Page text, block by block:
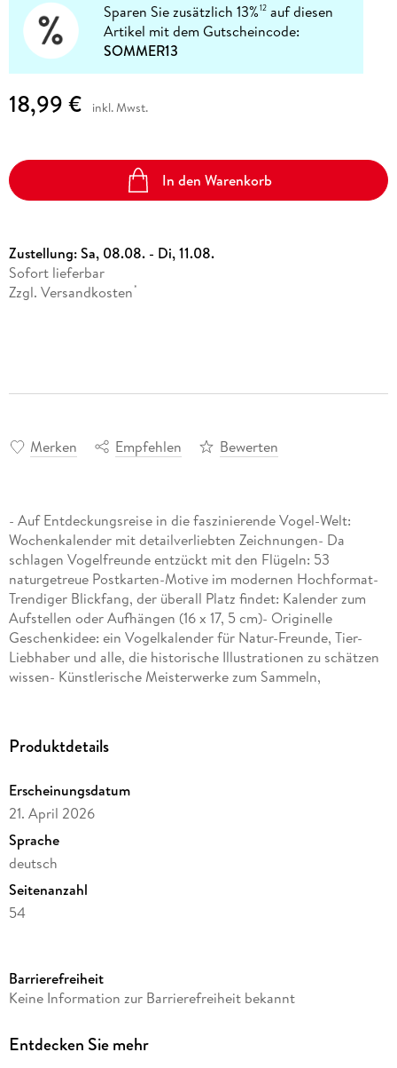
Sparen Sie zusätzlich 13%12 auf diesen
Artikel mit dem Gutscheincode:
SOMMER13
18,99 € inkl. Mwst.
In den Warenkorb
Zustellung:Sa, 08.08. - Di, 11.08.
Sofort lieferbar
Zzgl. Versandkosten *
Merken Empfehlen Bewerten
- Auf Entdeckungsreise in die faszinierende Vogel-Welt:
Wochenkalender mit detailverliebten Zeichnungen- Da
schlagen Vogelfreunde entzückt mit den Flügeln: 53
naturgetreue Postkarten-Motive im modernen Hochformat-
Trendiger Blickfang, der überall Platz findet: Kalender zum
Aufstellen oder Aufhängen (16 x 17, 5 cm)- Originelle
Geschenkidee: ein Vogelkalender für Natur-Freunde, Tier-
Liebhaber und alle, die historische Illustrationen zu schätzen
wissen- Künstlerische Meisterwerke zum Sammeln,
Produktdetails
Erscheinungsdatum
21. April 2026
Sprache
deutsch
Seitenanzahl
54
Verlag/Hersteller
Produktart
Barrierefreiheit
Keine Information zur Barrierefreiheit bekannt
Entdecken Sie mehr